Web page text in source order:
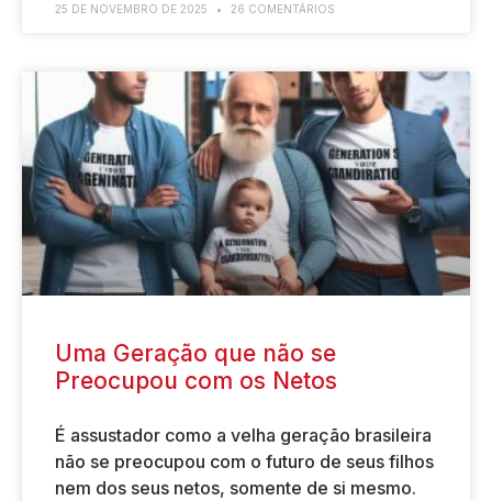
25 DE NOVEMBRO DE 2025 26 COMENTÁRIOS
Uma Geração que não se
Preocupou com os Netos
É assustador como a velha geração brasileira
não se preocupou com o futuro de seus filhos
nem dos seus netos, somente de si mesmo.